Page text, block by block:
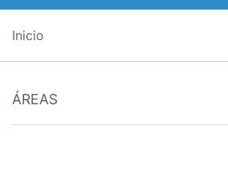
Inicio
ÁREAS